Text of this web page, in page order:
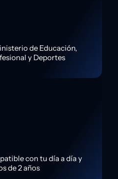
de Educación,
y Deportes
con tu día a día y
de 2 años